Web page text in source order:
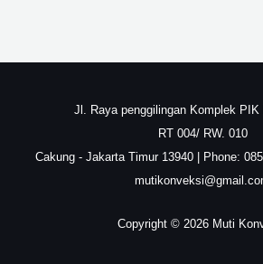
Jl. Raya penggilingan Komplek
RT 004/ RW. 010
Cakung - Jakarta Timur 13940 | Phone:
Copyright © 2026 Muti